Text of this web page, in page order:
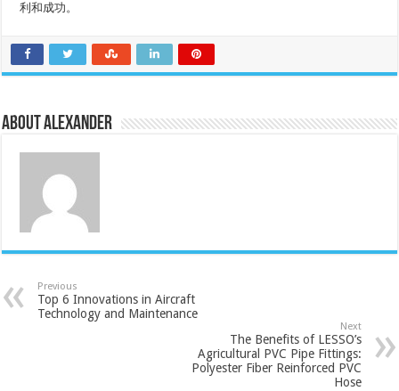
利和成功。
About Alexander
Previous
Top 6 Innovations in Aircraft
Technology and Maintenance
Next
The Benefits of LESSO’s
Agricultural PVC Pipe Fittings:
Polyester Fiber Reinforced PVC
Hose